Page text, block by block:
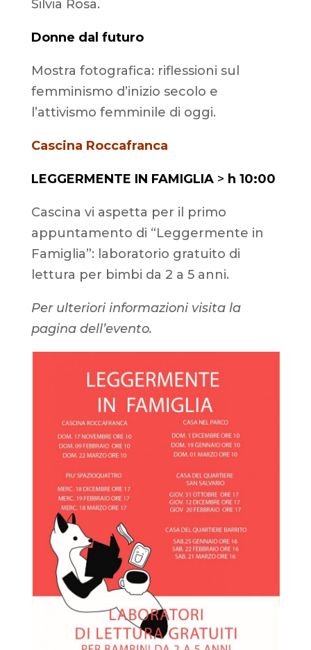
Silvia Rosa.
Donne dal futuro
Mostra fotografica: riflessioni sul
femminismo d’inizio secolo e
l’attivismo femminile di oggi.
Cascina Roccafranca
LEGGERMENTE IN FAMIGLIA > h 10:00
Cascina vi aspetta per il primo
appuntamento di “Leggermente in
Famiglia”: laboratorio gratuito di
lettura per bimbi da 2 a 5 anni.
Per ulteriori informazioni visita la
pagina dell’evento.